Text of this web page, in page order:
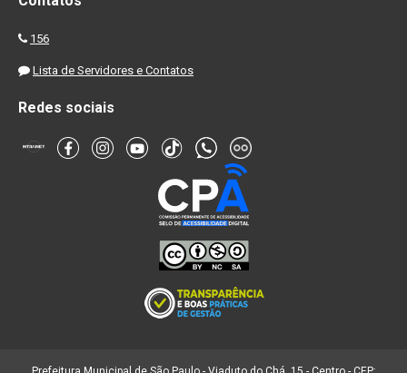
156
Lista de Servidores e Contatos
Redes sociais